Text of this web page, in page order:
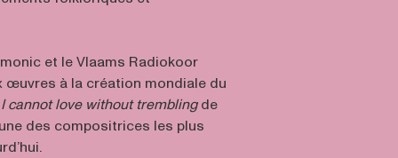
et le Vlaams Radiokoor
œuvres à la création mondiale du
I cannot love without tremblingde
des compositrices les plus